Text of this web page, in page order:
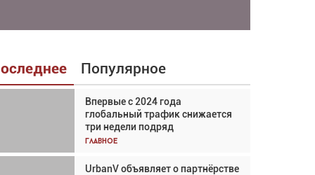
Популярное
Впервые с 2024 года
глобальный трафик снижается
три недели подряд
Главное
UrbanV объявляет о партнёрстве
Взгляд с высоты: тандем
вертолётов и БПЛА в
спасательных операциях
Главное
Авиационный фотограф Дэйв